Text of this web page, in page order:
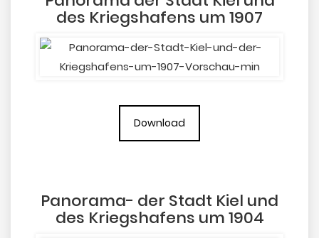
des Kriegshafens um 1907
Download
Panorama- der Stadt Kiel und
des Kriegshafens um 1904